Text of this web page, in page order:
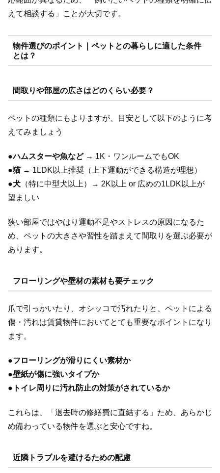
えて相談する」ことが大切です。
物件選びのポイント｜ペットとの暮らしに適した条件
とは？
間取りや部屋の広さはどのくらい必要？
ペットの種類にもよりますが、目安として以下のように考
えてみましょう
●ハムスターや魚など→ 1K・ワンルームでもOK
●猫→ 1LDK以上推奨（上下運動ができる構造が理想）
●犬 （特に中型犬以上）→ 2K以上 or 広めの1LDK以上が
望ましい
狭い部屋ではやはり運動不足やストレスの原因になるた
め、ペットの大きさや習性を踏まえて間取りを選ぶ必要が
あります。
フローリングや壁材の素材も要チェック
爪で引っかいたり、オシッコで汚れたりと、ペットによる
傷・汚れは賃貸物件においてとても重要なポイントになり
ます。
●フローリングが滑りにくい素材か
●壁紙が傷に強いタイプか
● トイレ周りに汚れ防止の対策がされているか
これらは、「退去時の修繕費に直結する」ため、あらかじ
め備わっている物件を選ぶと安心ですね。
近隣トラブルを避けるための配慮